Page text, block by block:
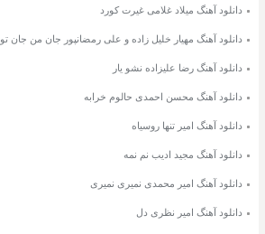
دانلود آهنگ میلاد غلامی غیرت کورد
دانلود آهنگ مهیار خلیل زاده و علی رمضانپور جان من جان تو
دانلود آهنگ رضا علیزاده نشو یار
دانلود آهنگ محسن احمدی حالوم خرابه
دانلود آهنگ امیر تنها روسیاه
دانلود آهنگ مجید ادیب نم نمه
دانلود آهنگ امیر محمدی نمیری نمیری
دانلود آهنگ امیر نظری دل